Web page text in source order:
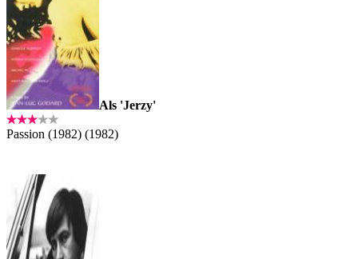
Als 'Jerzy'
Passion (1982) (1982)